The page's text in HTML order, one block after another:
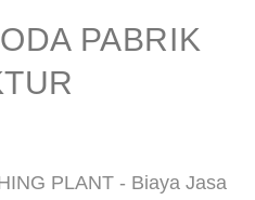
PABRIK
PLANT - Biaya Jasa